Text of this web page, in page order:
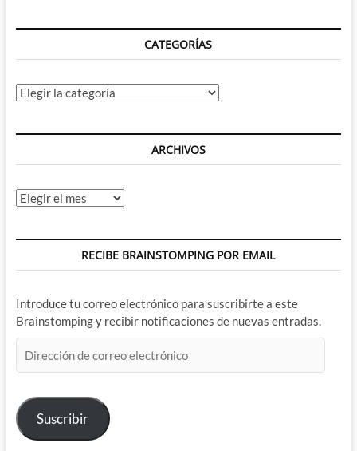
CATEGORÍAS
Categorías
ARCHIVOS
Archivos
RECIBE BRAINSTOMPING POR EMAIL
Introduce tu correo electrónico para suscribirte a este
Brainstomping y recibir notificaciones de nuevas entradas.
de
electrónico
Suscribir